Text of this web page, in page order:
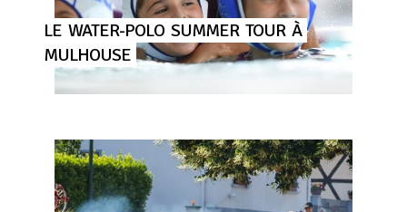
LE WATER-POLO SUMMER TOUR À
MULHOUSE